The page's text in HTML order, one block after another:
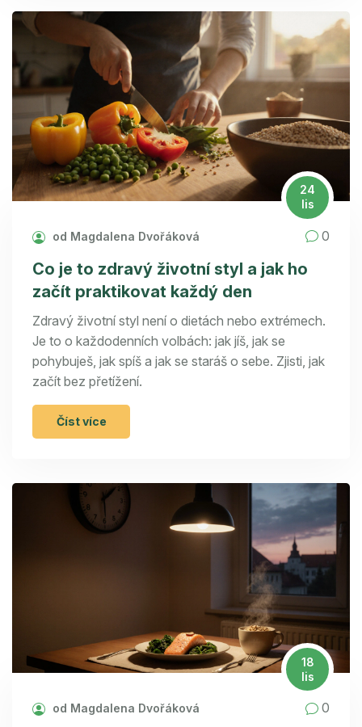
24
lis
od Magdalena Dvořáková 0
Co je to zdravý životní styl a jak ho
začít praktikovat každý den
Zdravý životní styl není o dietách nebo extrémech.
Je to o každodenních volbách: jak jíš, jak se
pohybuješ, jak spíš a jak se staráš o sebe. Zjisti, jak
začít bez přetížení.
Číst více
18
lis
od Magdalena Dvořáková 0